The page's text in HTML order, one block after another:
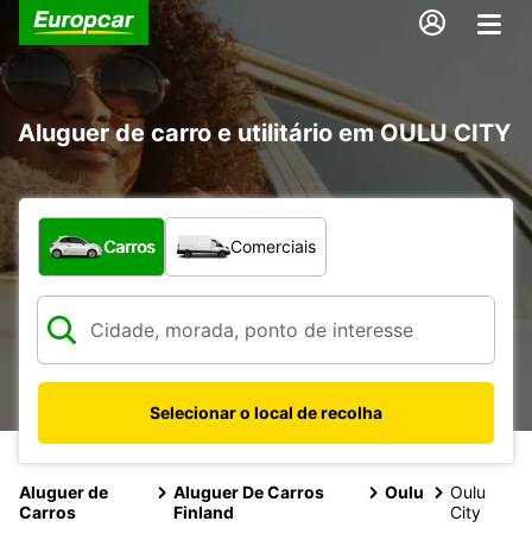
Aluguer de carro e utilitário em OULU CITY
Que tipo de veículo pretende?
Carros Comerciais
Selecionar o local de recolha
Aluguer de
Carros
Aluguer De Carros
Finland
Oulu
Oulu
City